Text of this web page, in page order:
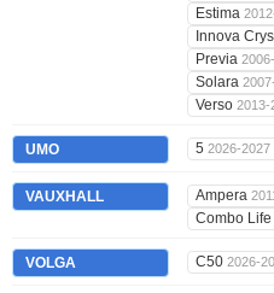
Estima
Innova
Previa
Solara
Verso 2013-
UMO 5 2026-2027
VAUXHALL Ampera
Combo Life
VOLGA C50 2026-